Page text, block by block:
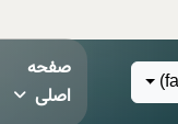
صفحه
اصلی